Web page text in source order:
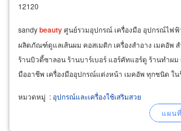
12120
sandybeautyศูนย์รวมอุปกรณ์ เครื่องมือ อุปกรณ์ไฟฟ้
ผลิตภัณฑ์ดูแลเส้นผม คอสเมติก เครื่องสำอาง เมคอัพ ส
ร้านบิวตี้ซาลอน ร้านบาร์เบอร์ แฮร์คัทแฮร์ดู ร้านทำผม
มืออาชีพ เครื่องมืออุปกรณ์แต่งหน้า เมคอัพ ทุกชนิด ใน
หมวดหมู่ : อุปกรณ์และเครื่องใช้เสริมสวย